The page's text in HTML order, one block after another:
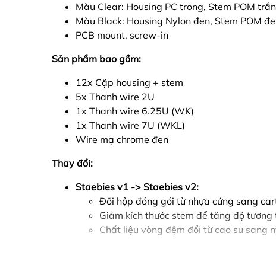
Màu Clear: Housing PC trong, Stem POM
Màu Black: Housing Nylon đen, Stem POM
PCB mount, screw-in
Sản phẩm bao gồm:
12x Cặp housing + stem
5x Thanh wire 2U
1x Thanh wire 6.25U (WK)
1x Thanh wire 7U (WKL)
Wire mạ chrome đen
Thay đổi:
Staebies v1 -> Staebies v2:
Đổi hộp đóng gói từ nhựa cứng sang
Giảm kích thước stem để tăng độ
Chất liệu vòng đệm đổi từ cao su sang